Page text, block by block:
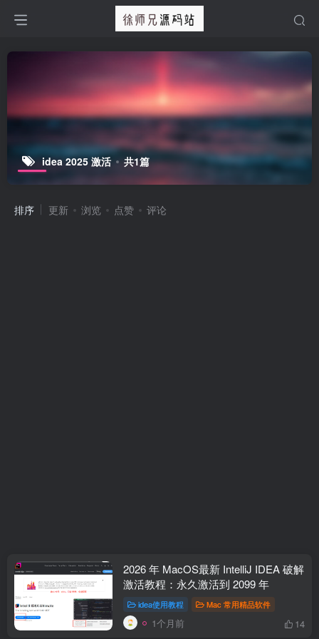
idea 2025 激活 共1篇
排序 更新 浏览 点赞 评论
2026 年 MacOS最新 IntelliJ IDEA 破解
激活教程：永久激活到 2099 年
idea使用教程 Mac 常用精品软件
1个月前 14